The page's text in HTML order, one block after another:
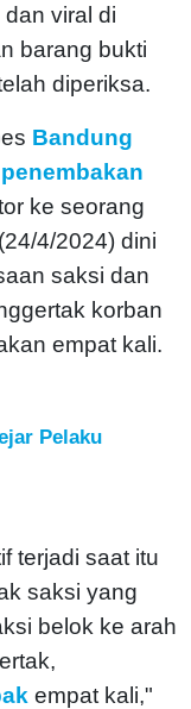
viral di
barang bukti
diperiksa.
Bandung
penembakan
ke seorang
4/2024) dini
saksi dan
korban
empat kali.
Pelaku
terjadi saat itu
saksi yang
belok ke arah
empat kali,"